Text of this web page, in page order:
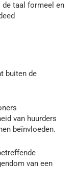
taal formeel en
buiten de
van huurders
beïnvloeden.
van een